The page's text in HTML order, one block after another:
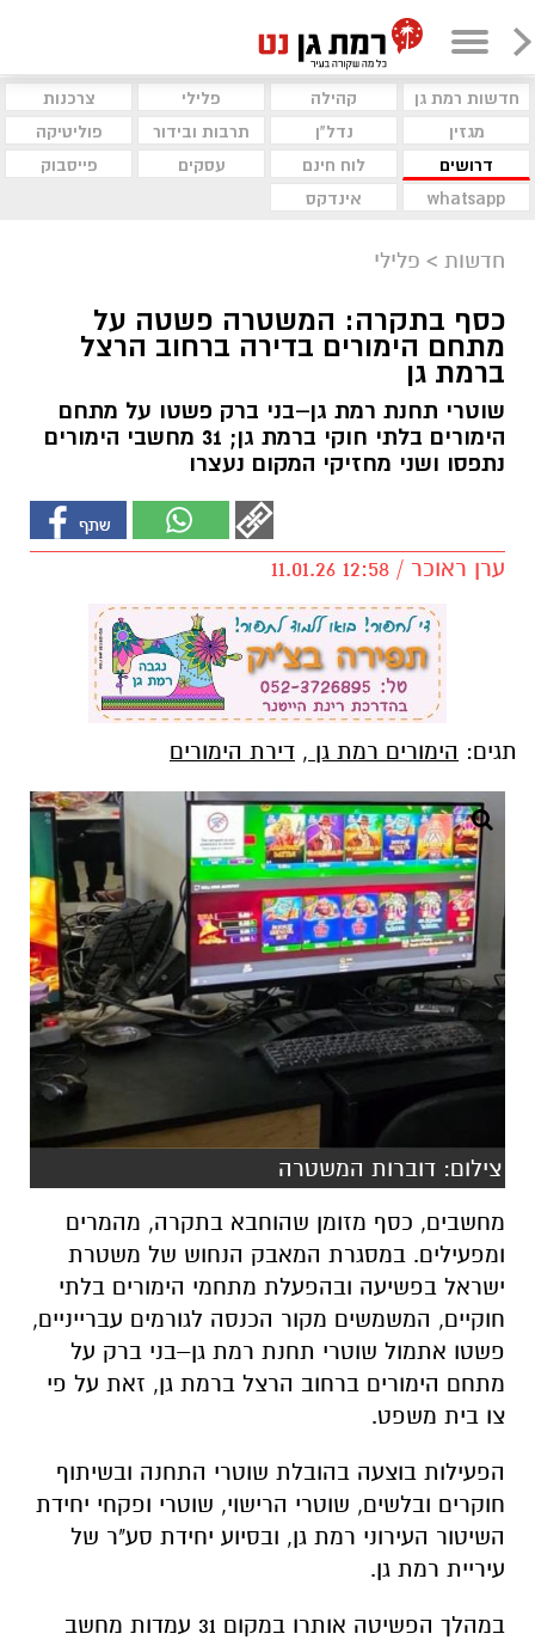
חדשות רמת גן קהילה פלילי
צרכנות
מגזין
נדל"ן תרבות ובידור
פוליטיקה
דרושים
לוח חינם עסקים
פייסבוק
whatsapp
אינדקס
חדשות > פלילי
כסף בתקרה: המשטרה פשטה על
מתחם הימורים בדירה ברחוב הרצל
ברמת גן
שוטרי תחנת רמת גן–בני ברק פשטו על מתחם
הימורים בלתי חוקי ברמת גן; 31 מחשבי הימורים
נתפסו ושני מחזיקי המקום נעצרו
ערן ראוכר / 12:58 11.01.26
תגים: הימורים רמת גן , דירת הימורים
צילום: דוברות המשטרה
מחשבים, כסף מזומן שהוחבא בתקרה, מהמרים
ומפעילים. במסגרת המאבק הנחוש של משטרת
ישראל בפשיעה ובהפעלת מתחמי הימורים בלתי
חוקיים, המשמשים מקור הכנסה לגורמים עברייניים,
פשטו אתמול שוטרי תחנת רמת גן–בני ברק על
מתחם הימורים ברחוב הרצל ברמת גן, זאת על פי
צו בית משפט.
הפעילות בוצעה בהובלת שוטרי התחנה ובשיתוף
חוקרים ובלשים, שוטרי הרישוי, שוטרי ופקחי יחידת
השיטור העירוני רמת גן, ובסיוע יחידת סע"ר של
עיריית רמת גן.
במהלך הפשיטה אותרו במקום 31 עמדות מחשב